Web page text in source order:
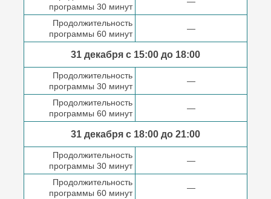
программы 30 минут
Продолжительность
программы 60 минут
—
31 декабря с 15:00 до 18:00
Продолжительность
программы 30 минут
—
Продолжительность
программы 60 минут
—
31 декабря с 18:00 до 21:00
Продолжительность
программы 30 минут
—
Продолжительность
программы 60 минут
—